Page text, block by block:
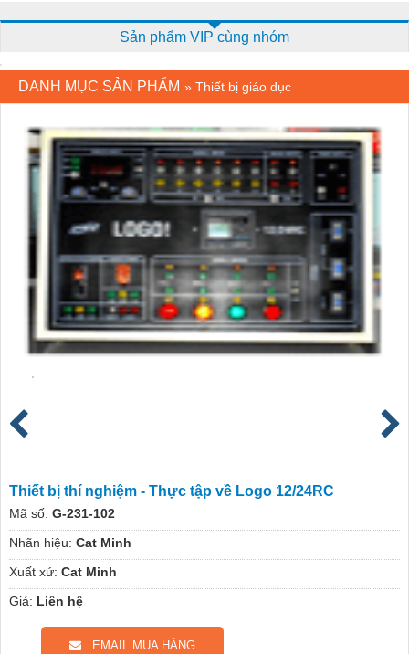
Sản phẩm VIP cùng nhóm
DANH MỤC SẢN PHẨM » Thiết bị giáo dục
Thiết bị thí nghiệm - Thực tập về Logo 12/24RC
Mã số: G-231-102
Nhãn hiệu: Cat Minh
Xuất xứ: Cat Minh
Giá: Liên hệ
EMAIL MUA HÀNG